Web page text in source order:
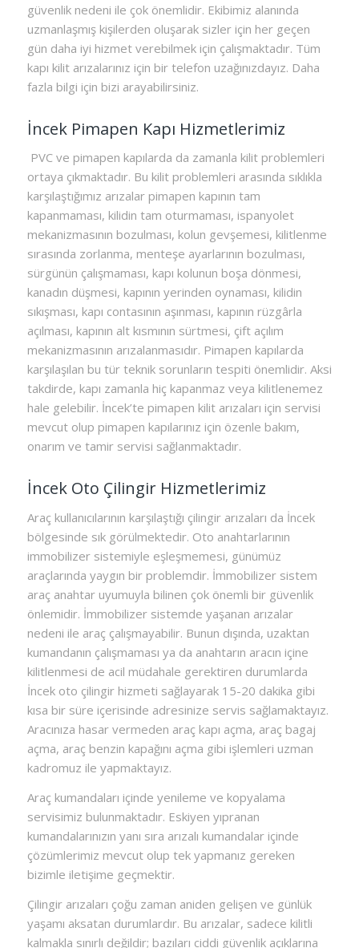
güvenlik nedeni ile çok önemlidir. Ekibimiz alanında
uzmanlaşmış kişilerden oluşarak sizler için her geçen
gün daha iyi hizmet verebilmek için çalışmaktadır. Tüm
kapı kilit arızalarınız için bir telefon uzağınızdayız. Daha
fazla bilgi için bizi arayabilirsiniz.
İncek Pimapen Kapı Hizmetlerimiz
PVC ve pimapen kapılarda da zamanla kilit problemleri
ortaya çıkmaktadır. Bu kilit problemleri arasında sıklıkla
karşılaştığımız arızalar pimapen kapının tam
kapanmaması, kilidin tam oturmaması, ispanyolet
mekanizmasının bozulması, kolun gevşemesi, kilitlenme
sırasında zorlanma, menteşe ayarlarının bozulması,
sürgünün çalışmaması, kapı kolunun boşa dönmesi,
kanadın düşmesi, kapının yerinden oynaması, kilidin
sıkışması, kapı contasının aşınması, kapının rüzgârla
açılması, kapının alt kısmının sürtmesi, çift açılım
mekanizmasının arızalanmasıdır. Pimapen kapılarda
karşılaşılan bu tür teknik sorunların tespiti önemlidir. Aksi
takdirde, kapı zamanla hiç kapanmaz veya kilitlenemez
hale gelebilir. İncek’te pimapen kilit arızaları için servisi
mevcut olup pimapen kapılarınız için özenle bakım,
onarım ve tamir servisi sağlanmaktadır.
İncek Oto Çilingir Hizmetlerimiz
Araç kullanıcılarının karşılaştığı çilingir arızaları da İncek
bölgesinde sık görülmektedir. Oto anahtarlarının
immobilizer sistemiyle eşleşmemesi, günümüz
araçlarında yaygın bir problemdir. İmmobilizer sistem
araç anahtar uyumuyla bilinen çok önemli bir güvenlik
önlemidir. İmmobilizer sistemde yaşanan arızalar
nedeni ile araç çalışmayabilir. Bunun dışında, uzaktan
kumandanın çalışmaması ya da anahtarın aracın içine
kilitlenmesi de acil müdahale gerektiren durumlarda
İncek oto çilingir hizmeti sağlayarak 15-20 dakika gibi
kısa bir süre içerisinde adresinize servis sağlamaktayız.
Aracınıza hasar vermeden araç kapı açma, araç bagaj
açma, araç benzin kapağını açma gibi işlemleri uzman
kadromuz ile yapmaktayız.
Araç kumandaları içinde yenileme ve kopyalama
servisimiz bulunmaktadır. Eskiyen yıpranan
kumandalarınızın yanı sıra arızalı kumandalar içinde
çözümlerimiz mevcut olup tek yapmanız gereken
bizimle iletişime geçmektir.
Çilingir arızaları çoğu zaman aniden gelişen ve günlük
yaşamı aksatan durumlardır. Bu arızalar, sadece kilitli
kalmakla sınırlı değildir; bazıları ciddi güvenlik açıklarına